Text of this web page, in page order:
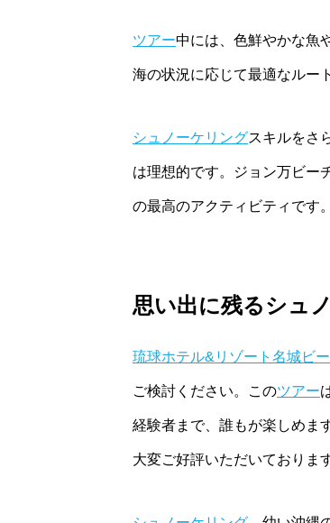
ツアー中には、色鮮やかな魚
海の状況に応じて最適なルー
シュノーケリングスキルをさ
は理想的です。ジョン万ビー
の最高のアクティビティです。
思い出に残るシュ
琉球ホテル&リゾート名城ビ
ご検討ください。このツアー
経験者まで、誰もが楽しめま
大変ご好評いただいております